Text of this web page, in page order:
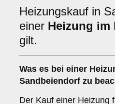
Heizungskauf in
einer Heizung im
gilt.
Was es bei einer
Sandbeiendorf zu
Der Kauf einer Heizung